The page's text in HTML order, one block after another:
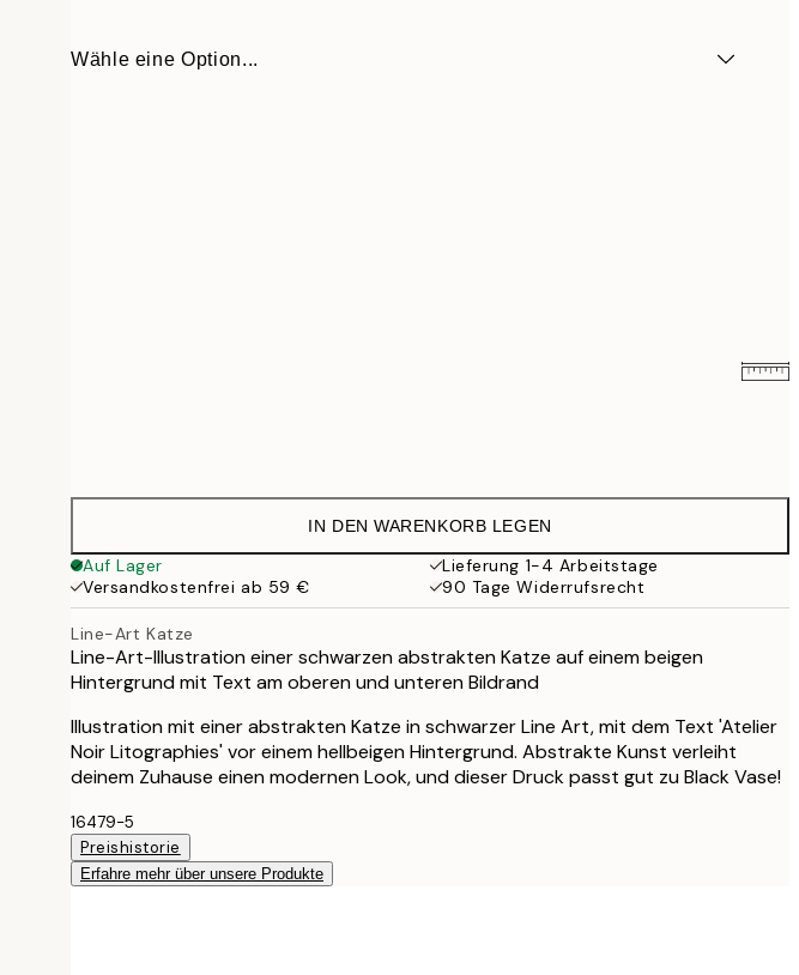
Wähle eine Option...
35,95 €
IN DEN WARENKORB LEGEN
Auf Lager
Lieferung 1-4 Arbeitstage
Versandkostenfrei ab 59 €
90 Tage Widerrufsrecht
Line-Art Katze
Line-Art-Illustration einer schwarzen abstrakten Katze auf einem beigen
Hintergrund mit Text am oberen und unteren Bildrand
Illustration mit einer abstrakten Katze in schwarzer Line Art, mit dem Text 'Atelier
Noir Litographies' vor einem hellbeigen Hintergrund. Abstrakte Kunst verleiht
deinem Zuhause einen modernen Look, und dieser Druck passt gut zu Black Vase!
16479-5
Preishistorie
Erfahre mehr über unsere Produkte